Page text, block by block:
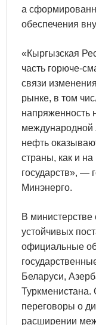
а
обеспечения
«Кыргызская
часть горюче-
связи
рынке, в том
напряженность
международной
нефть
страны, как и
государств», —
Минэнерго.
В министерстве
устойчивых
официальные
Беларуси,
Туркменистана.
переговоры о
расширении